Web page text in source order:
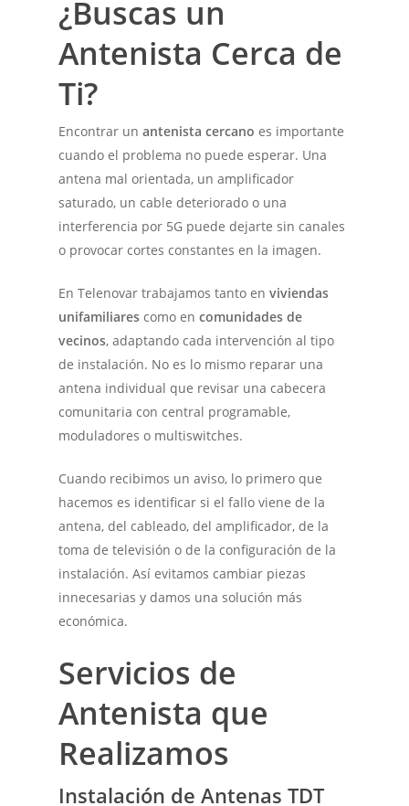
¿Buscas un
Antenista Cerca de
Ti?
Encontrar unantenista cercano es importante
cuando el problema no puede esperar. Una
antena mal orientada, un amplificador
saturado, un cable deteriorado o una
interferencia por 5G puede dejarte sin canales
o provocar cortes constantes en la imagen.
En Telenovar trabajamos tanto enviviendas
unifamiliares como encomunidades de
vecinos, adaptando cada intervención al tipo
de instalación. No es lo mismo reparar una
antena individual que revisar una cabecera
comunitaria con central programable,
moduladores o multiswitches.
Cuando recibimos un aviso, lo primero que
hacemos es identificar si el fallo viene de la
antena, del cableado, del amplificador, de la
toma de televisión o de la configuración de la
instalación. Así evitamos cambiar piezas
innecesarias y damos una solución más
económica.
Servicios de
Antenista que
Realizamos
Instalación de Antenas TDT